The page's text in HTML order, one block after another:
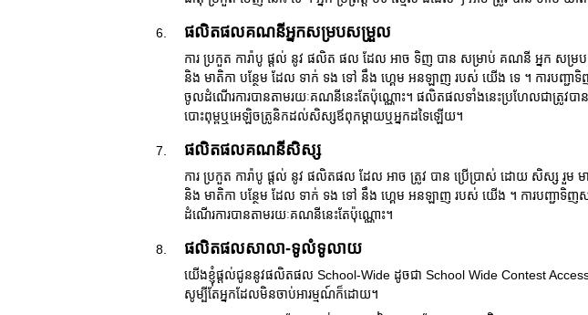
ផលិតផលគណនីអ្នកសម្របសម្រួល
ការ ប្រកួត ការ៉ាបូ ផ្តល់ នូវ ផលិត ផល ដែល អាច ទិញ បាន សម្រាប់ គណនី អ្នក សម្
និង មាតិកា បន្ថែម ដែល ទាក់ ទង ទៅ នឹង ហ្គេម អនឡាញ របស់ យើង ទេ ។ ការបញ្ជ
ចូលដំណើរការបានតាមរយៈគណនីនេះតែប៉ុណ្ណោះ។ ផលិតផលទាំងនេះប្រហែលជាត្រូវបាន
បោះពុម្ពឬអេឡិចត្រូនិកដល់សិស្សឪពុកម្តាយឬអ្នកដទៃឡើយ។
ផលិតផលគណនីសិស្ស
ការ ប្រកួត ការ៉ាបូ ផ្តល់ នូវ ផលិតផល ដែល អាច ត្រូវ បាន ប្រើប្រាស់ ដោយ សិស្ស រួ
និង មាតិកា បន្ថែម ដែល ទាក់ ទង ទៅ នឹង ហ្គេម អនឡាញ របស់ យើង ។ ការបញ្ជា
ដំណើរការបានតាមរយៈគណនីនេះតែប៉ុណ្ណោះ។
ផលិតផលសាលា-ទូលំទូលាយ
យើងខ្ញុំផ្តល់ជូននូវផលិតផល School-Wide ដូចជា School Wide Contest
សូម្បីតែអ្នកដែលមិនចាប់អារម្មណ៍ក៏ដោយ។